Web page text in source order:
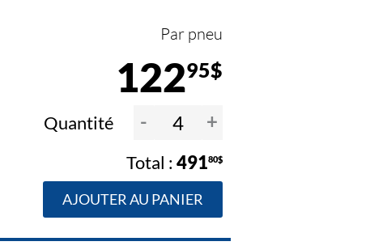
Par pneu
12295$
Quantité - +
49180$
AJOUTER AU PANIER